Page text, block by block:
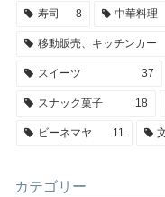
寿司 8 中華料理
移動販売、キッチンカー
スイーツ 37
スナック菓子 18
ビーネマヤ 11
カテゴリー